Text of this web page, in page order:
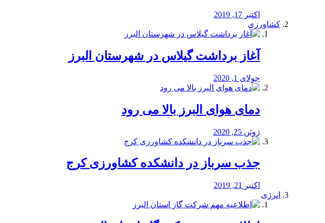
اکتبر 17, 2019
کشاورزی
آغاز برداشت گیلاس در شهرستان البرز
جولای 1, 2020
دمای هوای البرز بالا می رود
ژوئن 25, 2020
جذب سرباز در دانشکده کشاورزی کرج
اکتبر 21, 2019
انرژی